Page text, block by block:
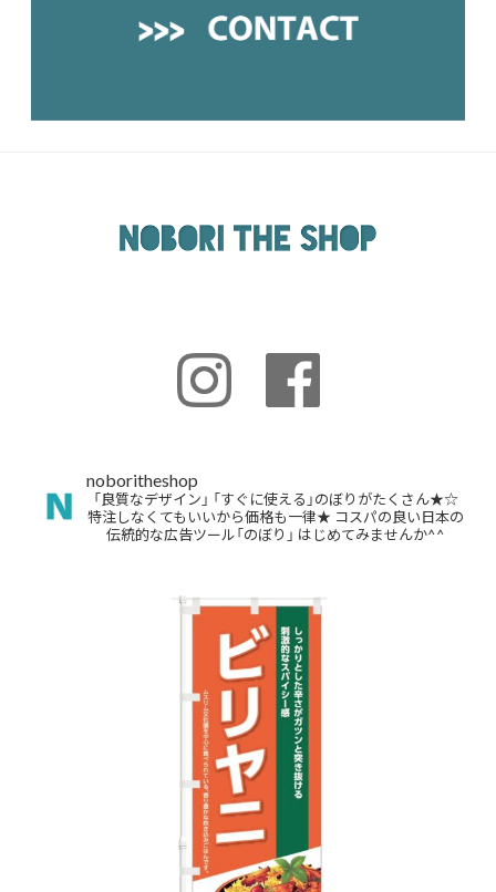
noboritheshop
「良質なデザイン」 「すぐに使える」のぼりがたくさん★☆
特注しなくてもいいから価格も一律★ コスパの良い日本の
伝統的な広告ツール「のぼり」 はじめてみませんか^^